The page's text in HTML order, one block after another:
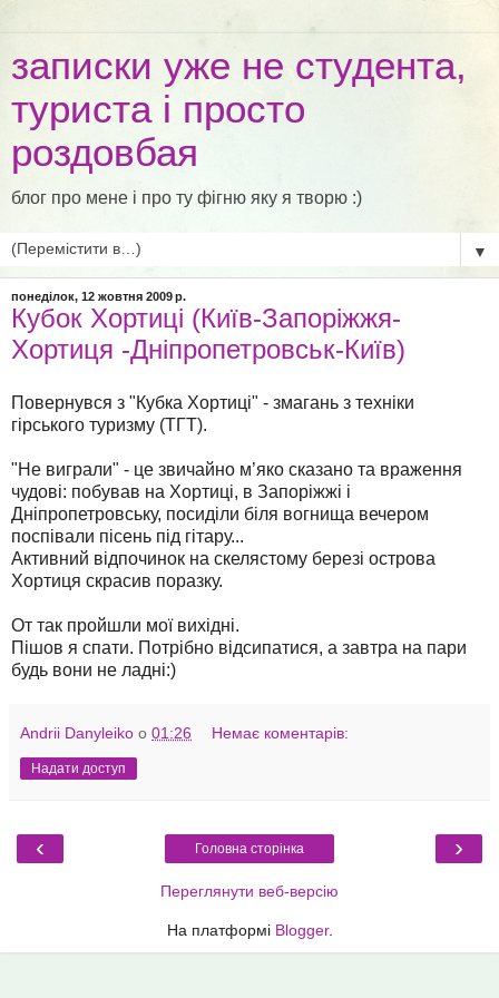
записки уже не студента,
туриста і просто
роздовбая
блог про мене і про ту фігню яку я творю :)
▼
понеділок, 12 жовтня 2009 р.
Кубок Хортиці (Київ-Запоріжжя-
Хортиця -Дніпропетровськ-Київ)
Повернувся з "Кубка Хортиці" - змагань з техніки
гірського туризму (ТГТ).
"Не виграли" - це звичайно м’яко сказано та враження
чудові: побував на Хортиці, в Запоріжжі і
Дніпропетровську, посиділи біля вогнища вечером
поспівали пісень під гітару...
Активний відпочинок на скелястому березі острова
Хортиця скрасив поразку.
От так пройшли мої вихідні.
Пішов я спати. Потрібно відсипатися, а завтра на пари
будь вони не ладні:)
Andrii Danyleiko о 01:26 Немає коментарів:
Надати доступ
‹ ›
Головна сторінка
Переглянути веб-версію
На платформі Blogger.